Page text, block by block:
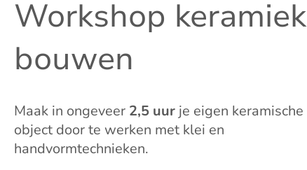
Workshop keramiek
bouwen
Maak in ongeveer 2,5 uur je eigen keramische
object door te werken met klei en
handvormtechnieken.